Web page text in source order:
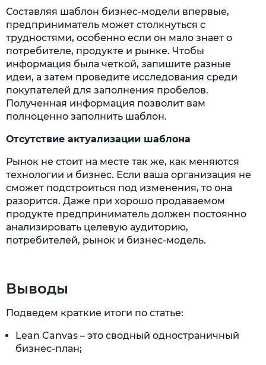
Составляя шаблон бизнес-модели впервые,
предприниматель может столкнуться с
трудностями, особенно если он мало знает о
потребителе, продукте и рынке. Чтобы
информация была четкой, запишите разные
идеи, а затем проведите исследования среди
покупателей для заполнения пробелов.
Полученная информация позволит вам
полноценно заполнить шаблон.
Отсутствие актуализации шаблона
Рынок не стоит на месте так же, как меняются
технологии и бизнес. Если ваша организация не
сможет подстроиться под изменения, то она
разорится. Даже при хорошо продаваемом
продукте предприниматель должен постоянно
анализировать целевую аудиторию,
потребителей, рынок и бизнес-модель.
Выводы
Подведем краткие итоги по статье:
Lean Canvas – это сводный одностраничный
бизнес-план;